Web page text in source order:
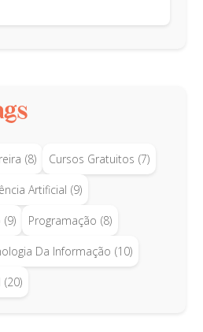
(8) Cursos Gratuitos (7)
Artificial (9)
(9) Programação (8)
Da Informação (10)
(20)